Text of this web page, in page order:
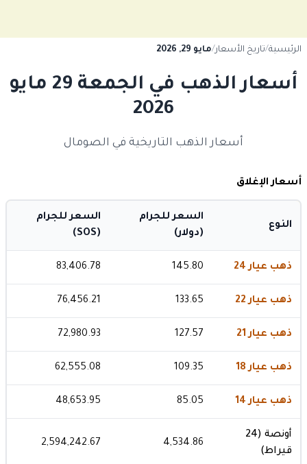
الرئيسية/تاريخ الأسعار/مايو 29, 2026
أسعار الذهب في الجمعة 29 مايو
2026
أسعار الذهب التاريخية في الصومال
أسعار الإغلاق
النوع
السعر للجرام
(دولار)
السعر للجرام
(SOS)
ذهب عيار 24 145.80
83,406.78
ذهب عيار 22 133.65
76,456.21
ذهب عيار 21 127.57
72,980.93
ذهب عيار 18 109.35
62,555.08
ذهب عيار 14 85.05
48,653.95
أونصة (24
قيراط)
4,534.86
2,594,242.67